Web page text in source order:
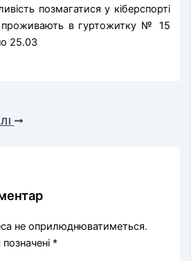
позмагатися у кіберспорті
в гуртожитку № 15
25.03
не оприлюднюватиметься.
*